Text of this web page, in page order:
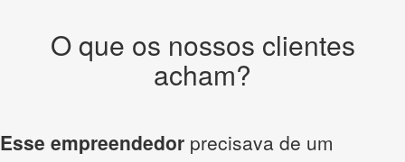
O que os nossos clientes
acham?
Esse empreendedor precisava de um